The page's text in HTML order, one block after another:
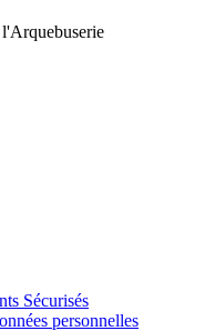
Sécurisés
personnelles